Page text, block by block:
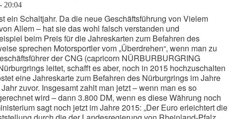
20:04
ein Schaltjahr. Da die neue Geschäftsführung von Vielem
Allem – hat sie das wohl falsch verstanden und
beim Preis für die Jahreskarten zum Befahren des
sprechen Motorsportler vom „Überdrehen“, wenn man zu
der CNG (capricorn NÜRBURBURGRING
leitet, schafft es aber, noch in 2015 hochzuschalten
eine Jahreskarte zum Befahren des Nürburgrings im Jahre
zuvor. Insgesamt zahlt man jetzt – wenn man es so
wird – dann 3.800 DM, wenn es diese Währung noch
sagt noch jetzt im Jahre 2015: „Der Euro erleichtert die